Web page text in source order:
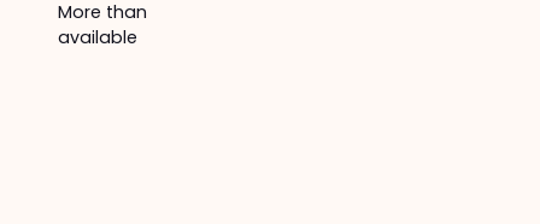
More than
available